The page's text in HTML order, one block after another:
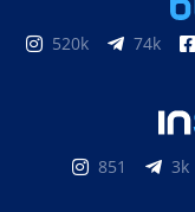
520k 74k
851 3k